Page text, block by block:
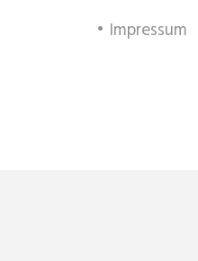
• Impressum